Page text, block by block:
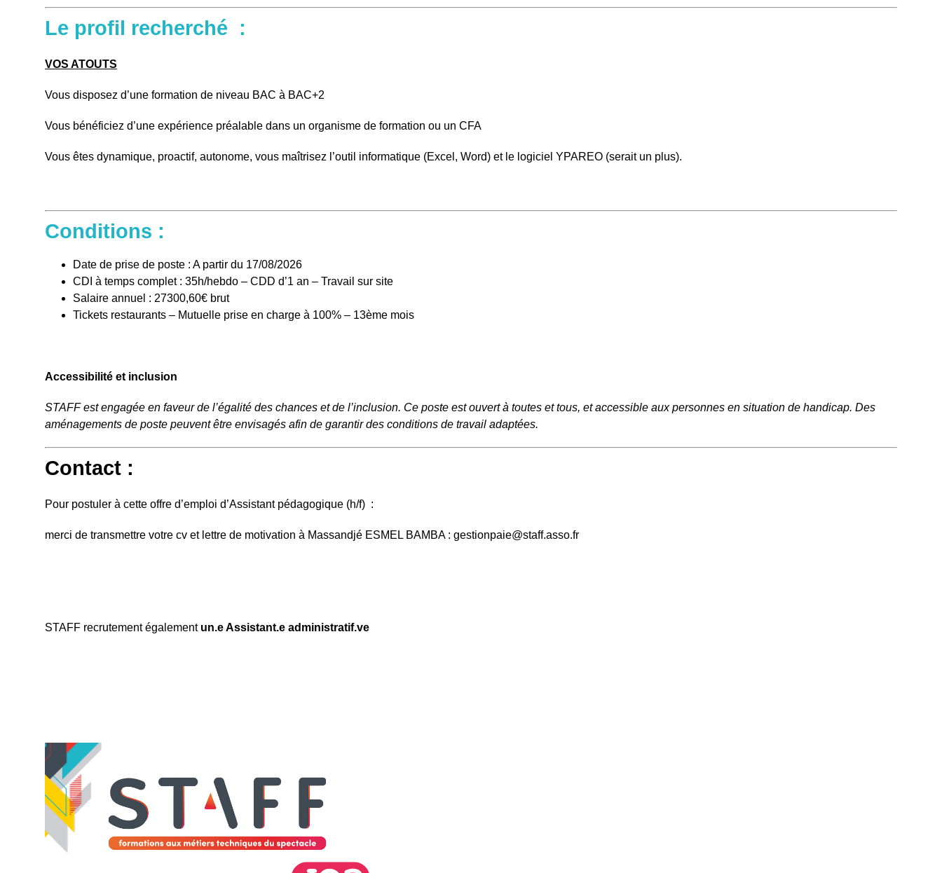
Le profil recherché :
VOS ATOUTS
Vous disposez d’une formation de niveau BAC à BAC+2
Vous bénéficiez d’une expérience préalable dans un organisme de formation ou un CFA
Vous êtes dynamique, proactif, autonome, vous maîtrisez l’outil informatique (Excel, Word) et le logiciel YPAREO (serait un plus).
Conditions :
Date de prise de poste : A partir du 17/08/2026
CDI à temps complet : 35h/hebdo – CDD d’1 an – Travail sur site
Salaire annuel : 27300,60€ brut
Tickets restaurants – Mutuelle prise en charge à 100% – 13ème mois
Accessibilité et inclusion
STAFF est engagée en faveur de l’égalité des chances et de l’inclusion. Ce poste est ouvert à toutes et tous, et accessible aux personnes en situation de handicap. Des
aménagements de poste peuvent être envisagés afin de garantir des conditions de travail adaptées.
Contact :
Pour postuler à cette offre d’emploi d’Assistant pédagogique (h/f) :
merci de transmettre votre cv et lettre de motivation à Massandjé ESMEL BAMBA : gestionpaie@staff.asso.fr
STAFF recrutement égalementun.e Assistant.e administratif.ve